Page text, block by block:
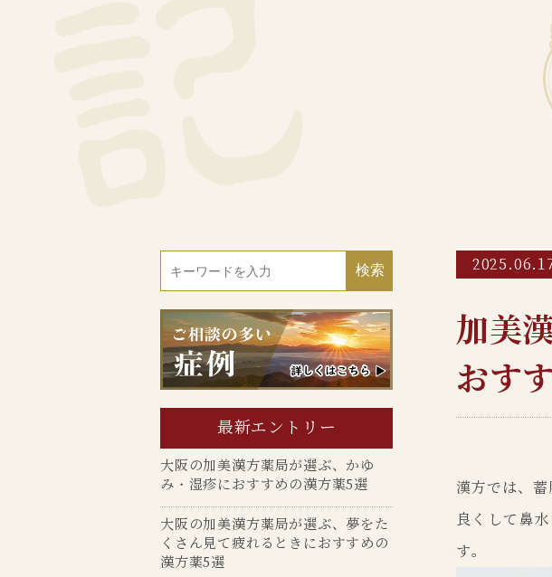
加美
おす
漢方では、
良くして鼻
す。
最新エントリー
大阪の加美漢方薬局が選ぶ、かゆ
み・湿疹におすすめの漢方薬5選
大阪の加美漢方薬局が選ぶ、夢をた
くさん見て疲れるときにおすすめの
漢方薬5選